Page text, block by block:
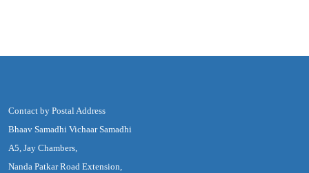
Contact by Postal Address
Bhaav Samadhi Vichaar Samadhi
A5, Jay Chambers,
Nanda Patkar Road Extension,